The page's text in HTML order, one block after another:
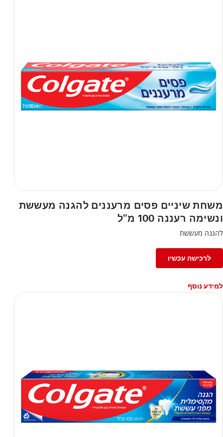
משחת שיניים פסים מרעננים להגנה מעששת
ונשימה רעננה 100 מ"ל
להגנה מעששת
לרכישה עכשיו
למידע נוסף